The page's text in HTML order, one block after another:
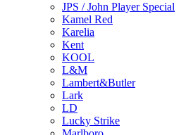
JPS / John Player Special
Kamel Red
Karelia
Kent
KOOL
L&M
Lambert&Butler
Lark
LD
Lucky Strike